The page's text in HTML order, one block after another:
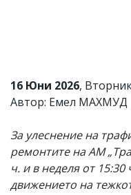
читателите
и
носи
отговорност
за
тях!
Ако
16 Юни 2026,
Автор: Емел МАХМУД
За улеснение на
ремонтите на АМ
ч. и в неделя от
движението на